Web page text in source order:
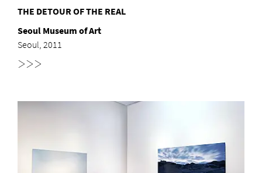
THE DETOUR OF THE REAL
Seoul Museum of Art
Seoul, 2011
>>>